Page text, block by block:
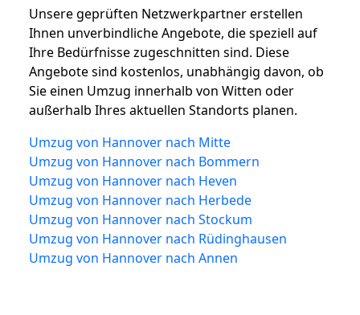
Unsere geprüften Netzwerkpartner erstellen
Ihnen unverbindliche Angebote, die speziell auf
Ihre Bedürfnisse zugeschnitten sind. Diese
Angebote sind kostenlos, unabhängig davon, ob
Sie einen Umzug innerhalb von Witten oder
außerhalb Ihres aktuellen Standorts planen.
Umzug von Hannover nach Mitte
Umzug von Hannover nach Bommern
Umzug von Hannover nach Heven
Umzug von Hannover nach Herbede
Umzug von Hannover nach Stockum
Umzug von Hannover nach Rüdinghausen
Umzug von Hannover nach Annen